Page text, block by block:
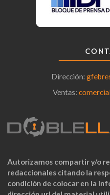
Dirección:
Ventas:
Autorizamos compartir y/o
redaccionales citando la
condición de colocar en la